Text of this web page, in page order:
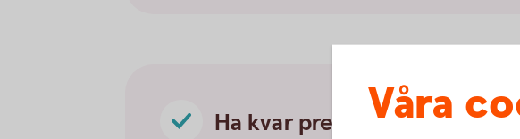
Ha kvar premiepension i
Våra